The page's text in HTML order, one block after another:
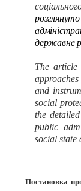
державне
The article
and
social
the
public
social state
Постановка